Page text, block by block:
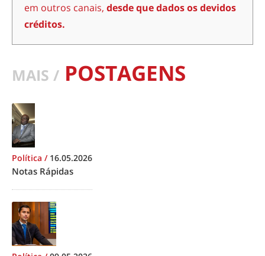
em outros canais, desde que dados os devidos
créditos.
MAIS / POSTAGENS
Política / 16.05.2026
Notas Rápidas